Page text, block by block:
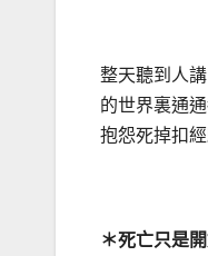
整天聽到人
的世界裏通
抱怨死掉扣
＊死亡只是